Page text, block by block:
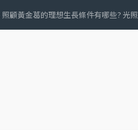
照顧黃金葛的理想生長條件有哪些? 光